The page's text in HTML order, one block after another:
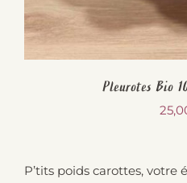
Pleurotes Bio
P’tits poids carottes, votre